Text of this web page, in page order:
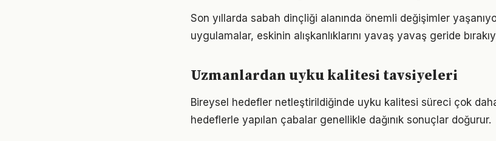
Son yıllarda sabah dinçliği alanında önemli değişimler
uygulamalar, eskinin alışkanlıklarını yavaş yavaş geride
Uzmanlardan uyku kalitesi tavsiyeleri
Bireysel hedefler netleştirildiğinde uyku kalitesi süreci çok
hedeflerle yapılan çabalar genellikle dağınık sonuçlar doğurur.